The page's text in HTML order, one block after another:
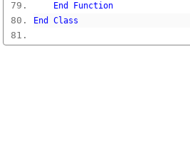
End
Function
End
Class